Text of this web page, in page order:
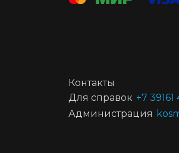
Контакты
Для справок +7
Администрация